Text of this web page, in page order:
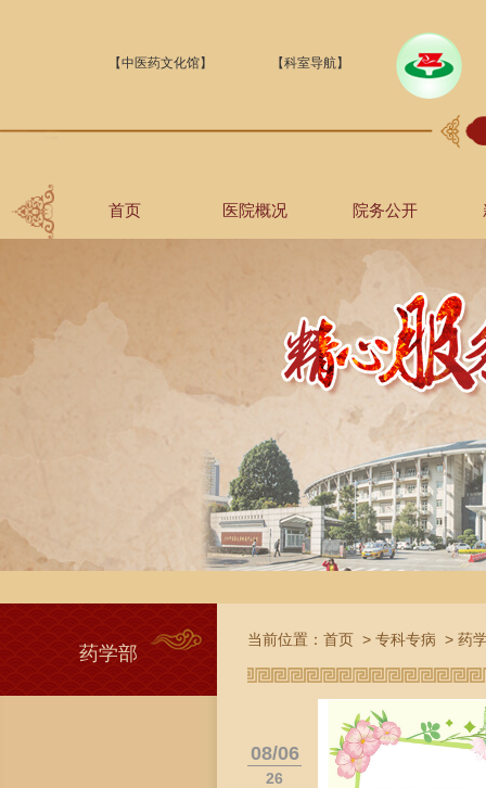
【中医药文化馆】 【科室导航】
首页 医院概况 院务公开
药学部
当前位置： 首页 > 专科专病 > 药
08/06
26